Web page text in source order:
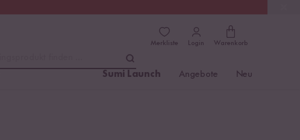
Merkliste Login Warenkorb
Sumi Launch Angebote Neu